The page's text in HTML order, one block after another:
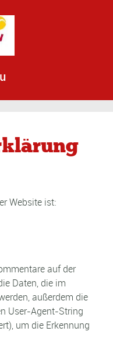
Website ist:
auf der
Daten, die im
außerdem die
User-Agent-String
um die Erkennung